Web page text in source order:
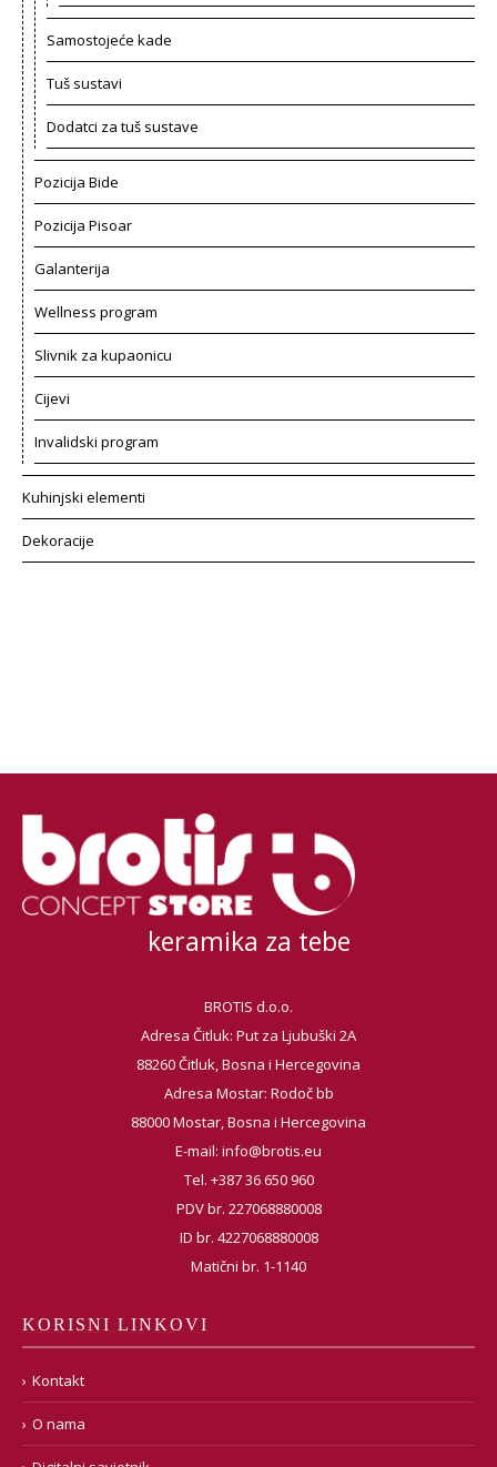
Samostojeće kade
Tuš sustavi
Dodatci za tuš sustave
Pozicija Bide
Pozicija Pisoar
Galanterija
Wellness program
Slivnik za kupaonicu
Cijevi
Invalidski program
Kuhinjski elementi
Dekoracije
keramika za tebe
BROTIS d.o.o.
Adresa Čitluk: Put za Ljubuški 2A
88260 Čitluk, Bosna i Hercegovina
Adresa Mostar: Rodoč bb
88000 Mostar, Bosna i Hercegovina
E-mail: info@brotis.eu
Tel. +387 36 650 960
PDV br. 227068880008
ID br. 4227068880008
Matični br. 1-1140
KORISNI LINKOVI
Kontakt
O nama